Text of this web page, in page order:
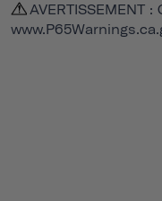
AVERTISSEMENT